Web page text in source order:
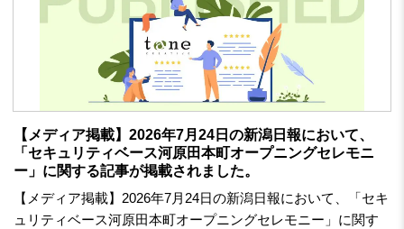
【メディア掲載】2026年7月24日の新潟日報において、
「セキュリティベース河原田本町オープニングセレモニ
ー」に関する記事が掲載されました。
【メディア掲載】2026年7月24日の新潟日報において、「セキ
ュリティベース河原田本町オープニングセレモニー」に関す